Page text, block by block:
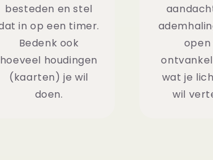
besteden en stel
in op een timer.
Bedenk ook
hoeveel houdingen
(kaarten) je wil
doen.
open
wat je
wil